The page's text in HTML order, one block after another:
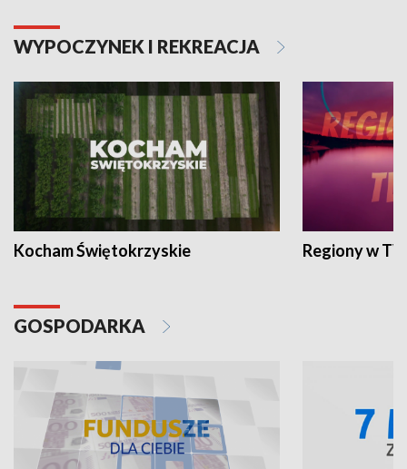
WYPOCZYNEK I REKREACJA
Kocham Świętokrzyskie Regiony w
GOSPODARKA